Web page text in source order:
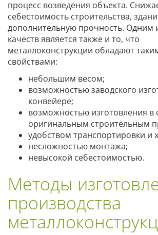
процесс возведения объекта.
себестоимость строительства,
дополнительную прочность. Одним
качеств является также и то, что
металлоконструкции обладают
свойствами:
небольшим весом;
возможностью заводского
конвейере;
возможностью изготовления в
оригинальным строительным
удобством транспортировки и
несложностью монтажа;
невысокой себестоимостью.
Методы
производства